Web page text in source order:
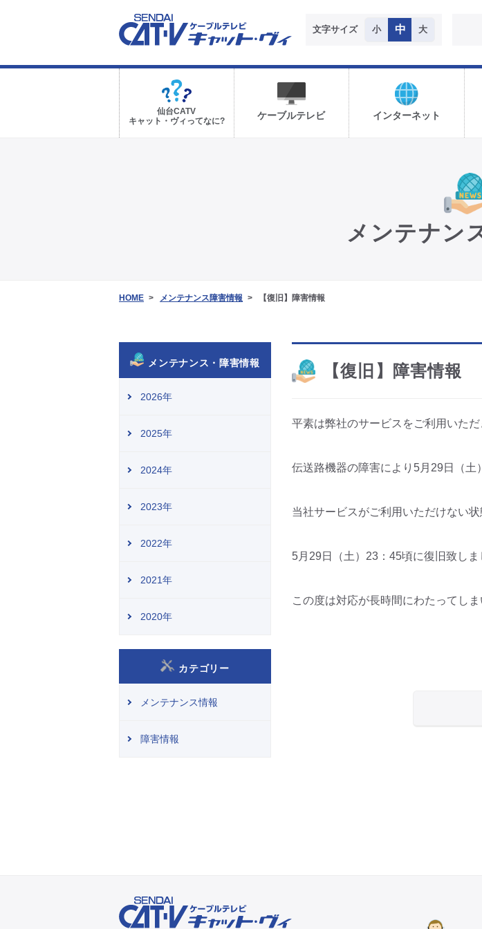
文字サイズ 小 中 大
仙台CATV
キャット・ヴィってなに?
ケーブルテレビ インターネット
メンテナン
HOME メンテナンス障害情報 【復旧】障害情報
【復旧】障害情報
平素は弊社のサービスをご利用いた
伝送路機器の障害により5月29日（
当社サービスがご利用いただけない状
5月29日（土）23：45頃に復旧致しま
この度は対応が長時間にわたってし
メンテナンス・障害情報
2026年
2025年
2024年
2023年
2022年
2021年
2020年
カテゴリー
メンテナンス情報
障害情報